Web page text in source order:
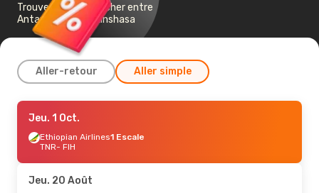
Trouvez un vol pas cher entre
Antananarivo et Kinshasa
Aller-retour Aller simple
Dim. 30 Août
Kenya Airways1 Escale
TNR- FIH
FIH- TNR
Jeu. 1 Oct.
Ethiopian Airlines1 Escale
TNR- FIH
Jeu. 20 Août